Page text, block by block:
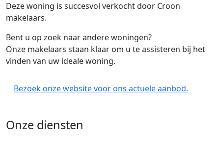
Deze woning is succesvol verkocht door Croon
makelaars.
Bent u op zoek naar andere woningen?
Onze makelaars staan klaar om u te assisteren bij het
vinden van uw ideale woning.
Bezoek onze website voor ons actuele aanbod.
Onze diensten